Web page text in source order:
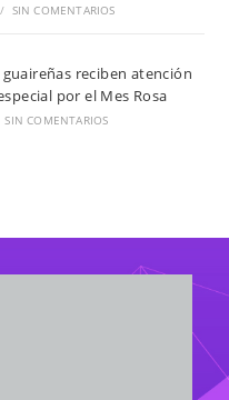
/ SIN COMENTARIOS
reciben atención
por el Mes Rosa
SIN COMENTARIOS